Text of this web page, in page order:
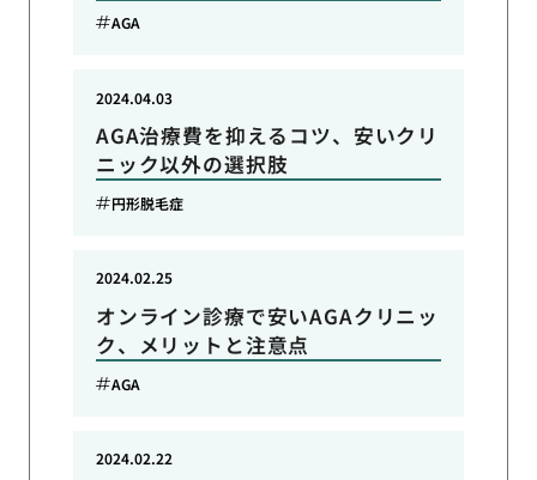
AGA
AGA治療費を抑えるコツ、安いクリ
ニック以外の選択肢
2024.04.03
円形脱毛症
オンライン診療で安いAGAクリニッ
ク、メリットと注意点
2024.02.25
AGA
2024.02.22